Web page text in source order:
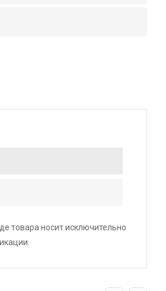
товара носит исключительно